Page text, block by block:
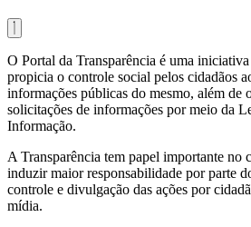
O Portal da Transparência é uma
propicia o controle social pelos cidadãos
informações públicas do mesmo, além de
solicitações de informações por meio da
Informação.
A Transparência tem papel importante no
induzir maior responsabilidade por parte
controle e divulgação das ações por
mídia.